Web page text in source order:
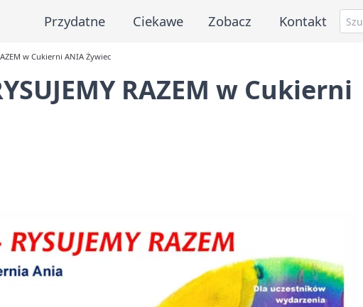
Przydatne Ciekawe Zobacz Kontakt
w Cukierni ANIA Żywiec
RAZEM w Cukierni